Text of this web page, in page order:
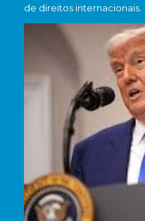
de direitos internacionais.